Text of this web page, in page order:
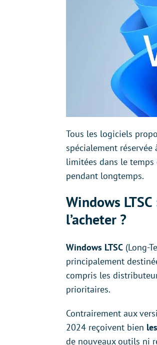
Tous les logiciels
spécialement
limitées dans le
pendant longtemps.
Windows
l’acheter ?
Windows LTSC (Long-
principalement
compris les
prioritaires.
Contrairement aux
2024 reçoivent bien
de nouveaux outils ni